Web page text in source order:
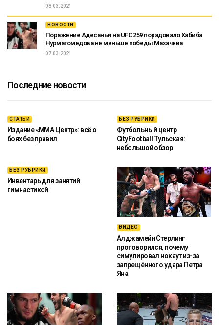
08.03.2021
НОВОСТИ
Поражение Адесаньи на UFC 259 порадовало Хабиба
Нурмагомедова не меньше победы Махачева
07.03.2021
Последние новости
СТАТЬИ
Издание «ММА Центр»: всё о
боях без правил
БЕЗ РУБРИКИ
Футбольный центр
CityFootball Тульская:
небольшой обзор
БЕЗ РУБРИКИ
Инвентарь для занятий
гимнастикой
ВИДЕО
Алджамейн Стерлинг
проговорился, почему
симулировал нокаут из-за
запрещённого удара Петра
Яна